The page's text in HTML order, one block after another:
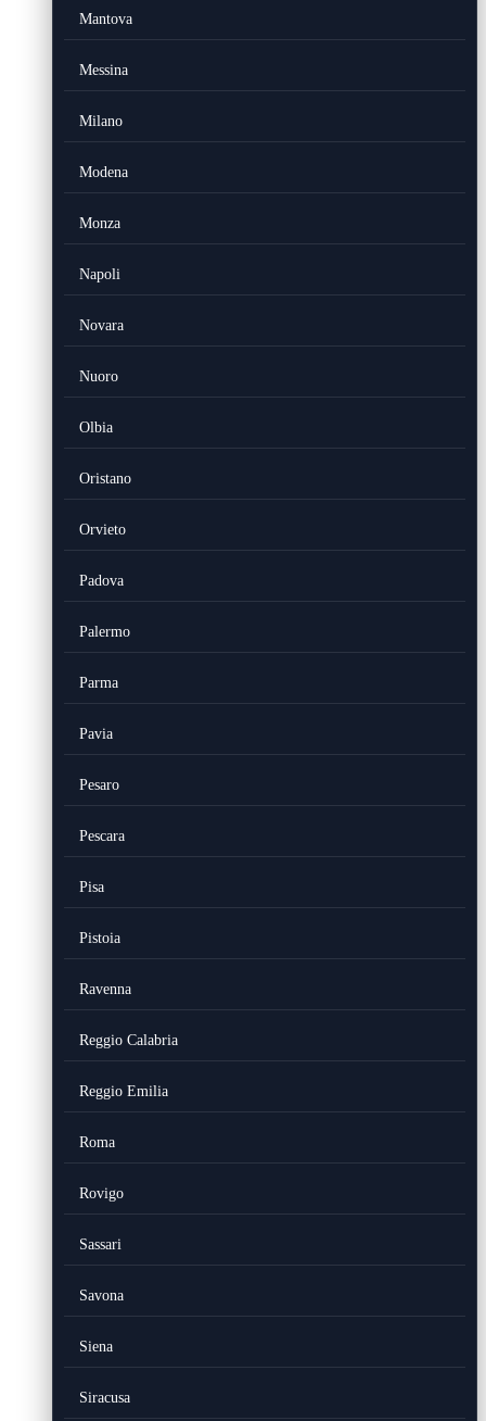
Mantova
Messina
Milano
Modena
Monza
Napoli
Novara
Nuoro
Olbia
Oristano
Orvieto
Padova
Palermo
Parma
Pavia
Pesaro
Pescara
Pisa
Pistoia
Ravenna
Reggio Calabria
Reggio Emilia
Roma
Rovigo
Sassari
Savona
Siena
Siracusa